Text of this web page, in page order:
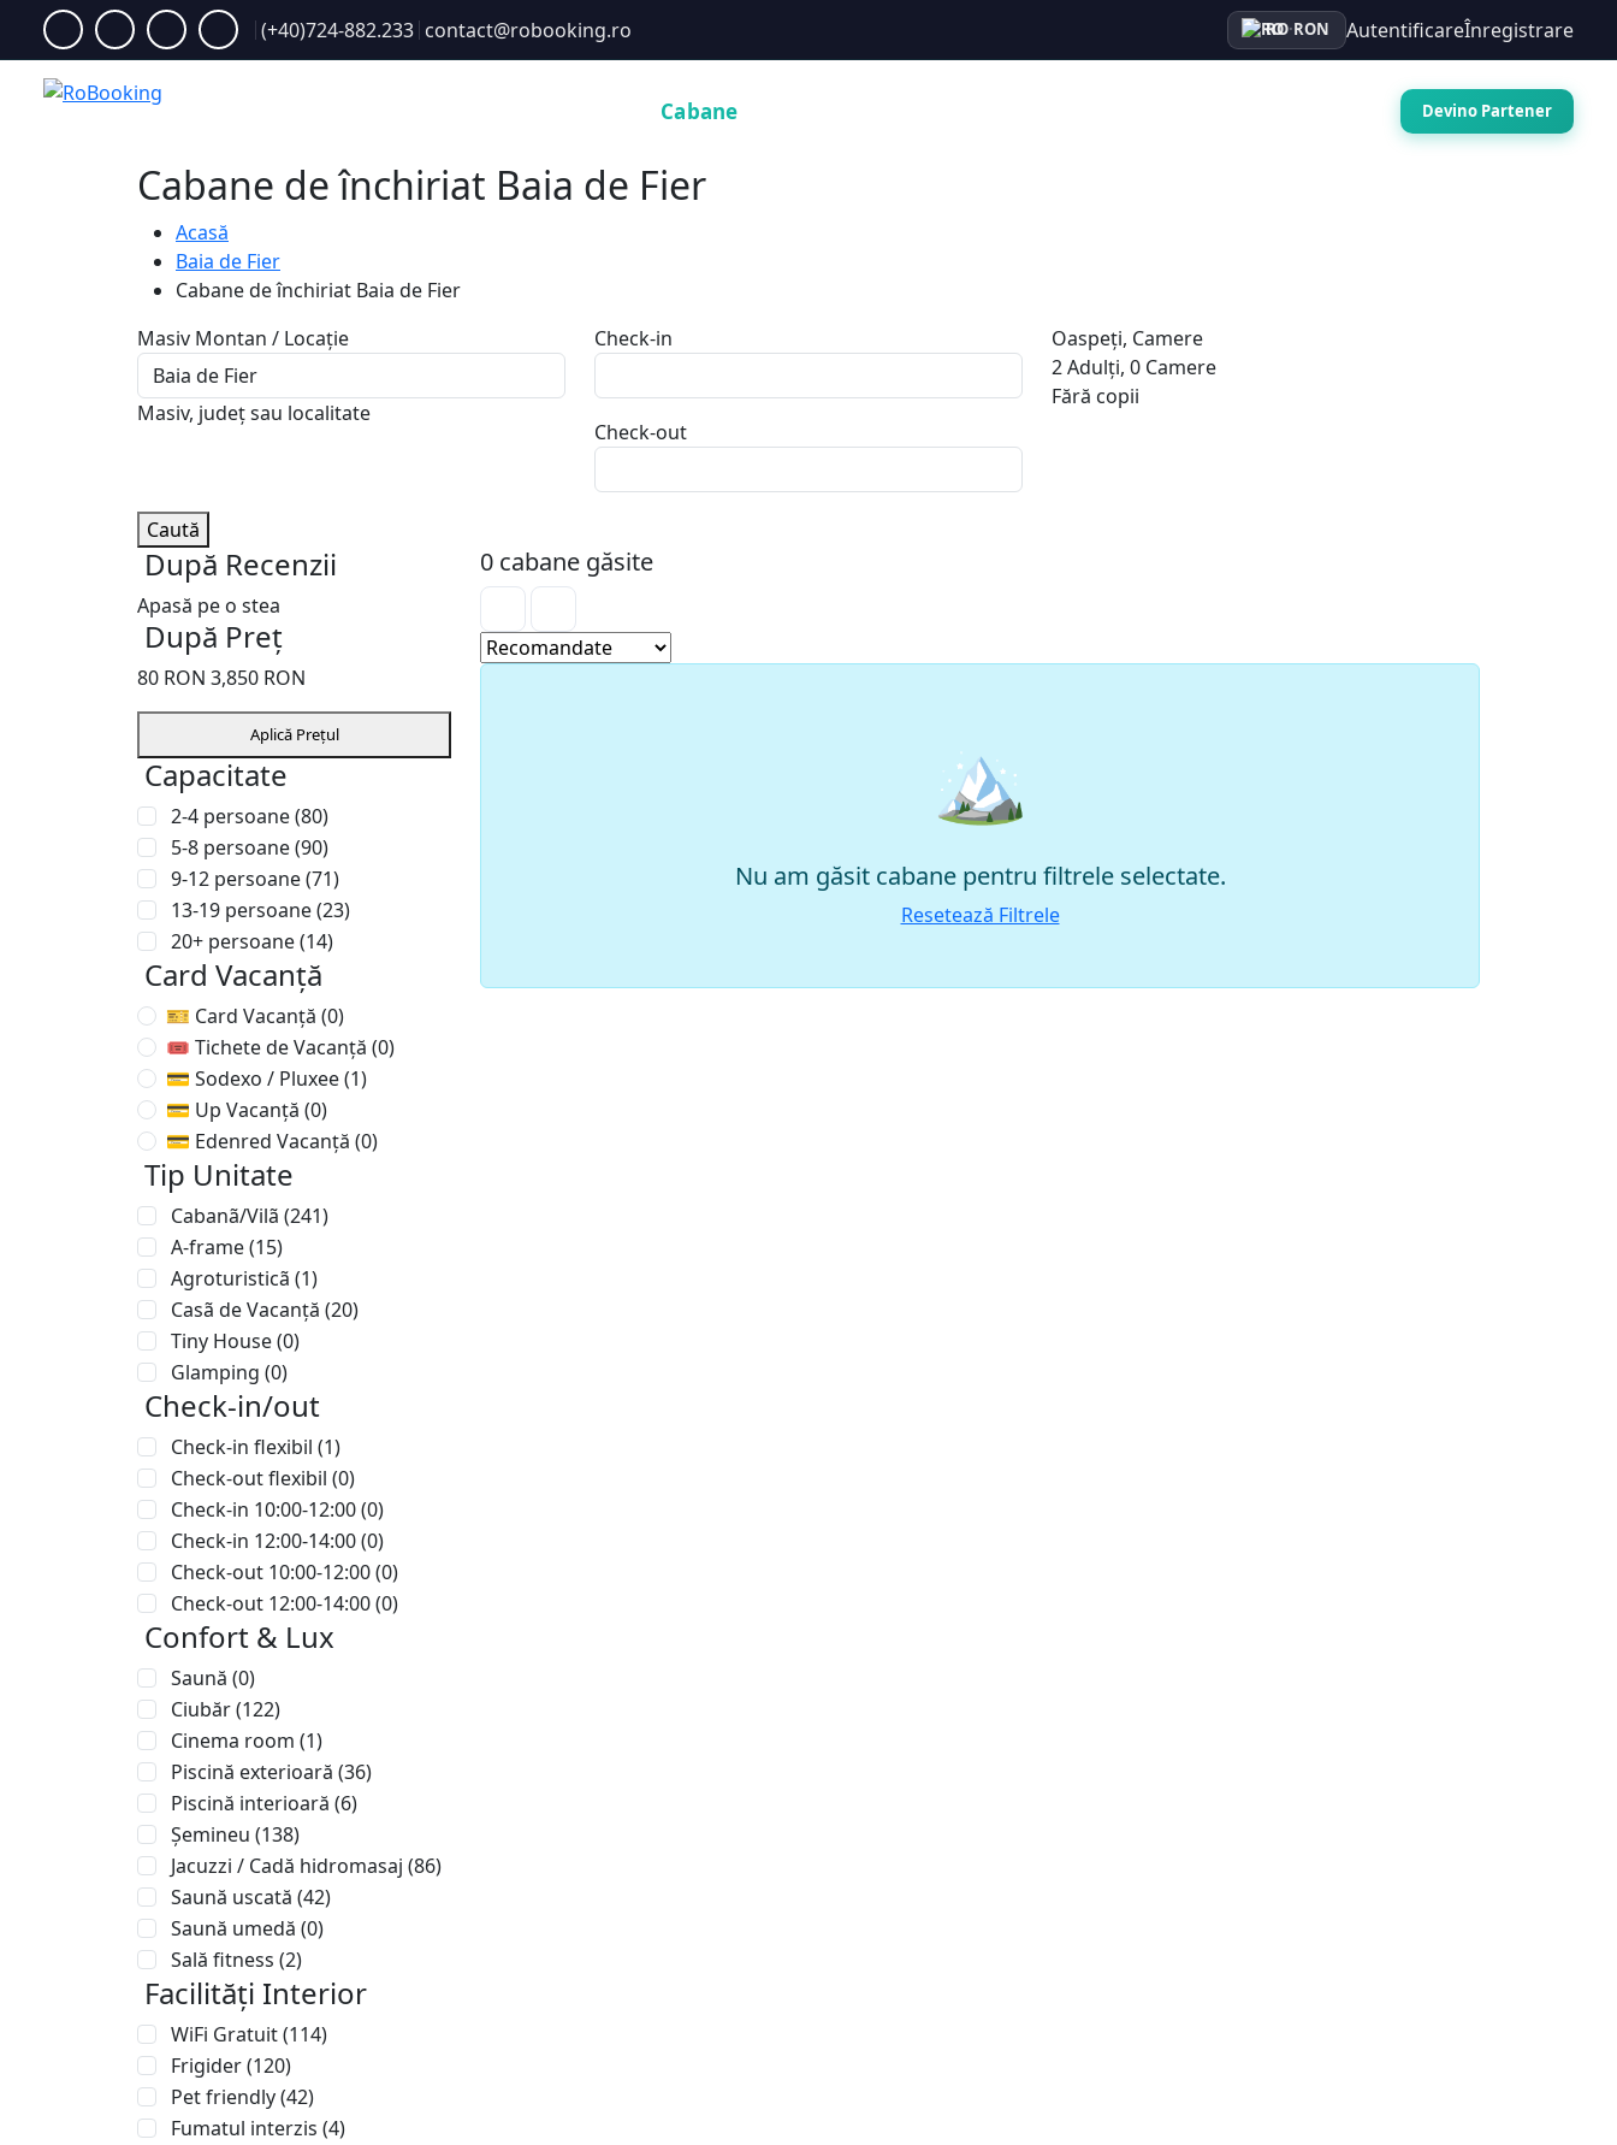
(+40)724-882.233 contact@robooking.ro RO·RON AutentificareÎnregistrare
Cabane Devino Partener
Cabane de închiriat Baia de Fier
Acasă
Baia de Fier
Cabane de închiriat Baia de Fier
Masiv Montan / Locație
Masiv, județ sau localitate
Check-in
Check-out
Oaspeți, Camere
2Adulți, 0 Camere
Fără copii
Caută
După Recenzii
Apasă pe o stea
După Preț
80 RON 3,850 RON
Aplică Prețul
Capacitate
2-4 persoane(80)
5-8 persoane(90)
9-12 persoane(71)
13-19 persoane(23)
20+ persoane(14)
Card Vacanță
🎫 Card Vacanță (0)
🎟 Tichete de Vacanță (0)
💳 Sodexo / Pluxee(1)
💳 Up Vacanță (0)
💳 Edenred Vacanță (0)
Tip Unitate
Cabanã/Vilã (241)
A-frame(15)
Agroturisticã (1)
Casã de Vacanță (20)
Tiny House(0)
Glamping (0)
Check-in/out
Check-in flexibil (1)
Check-out flexibil (0)
Check-in 10:00-12:00(0)
Check-in 12:00-14:00(0)
Check-out 10:00-12:00(0)
Check-out 12:00-14:00(0)
Confort & Lux
Saună (0)
Ciubăr(122)
Cinema room (1)
Piscină exterioară (36)
Piscină interioară (6)
Șemineu (138)
Jacuzzi / Cadă hidromasaj (86)
Saună uscată (42)
Saună umedă (0)
Sală fitness (2)
Facilități Interior
WiFi Gratuit(114)
Frigider(120)
Pet friendly(42)
Fumatul interzis (4)
0 cabane găsite
🏔
Nu am găsit cabane pentru filtrele selectate.
Resetează Filtrele